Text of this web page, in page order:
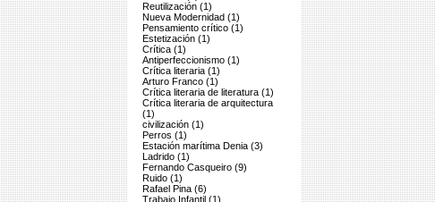
Reutilización (1)
Nueva Modernidad (1)
Pensamiento crítico (1)
Estetización (1)
Crítica (1)
Antiperfeccionismo (1)
Crítica literaria (1)
Arturo Franco (1)
Crítica literaria de literatura (1)
Crítica literaria de arquitectura
(1)
civilización (1)
Perros (1)
Estación marítima Denia (3)
Ladrido (1)
Fernando Casqueiro (9)
Ruido (1)
Rafael Pina (6)
Trabajo Infantil (1)